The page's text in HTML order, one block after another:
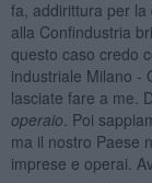
fa, addirittura per
alla Confindustria
questo caso credo
industriale Milano -
lasciate fare a me.
operaio . Poi
ma il nostro Paese
imprese e operai.